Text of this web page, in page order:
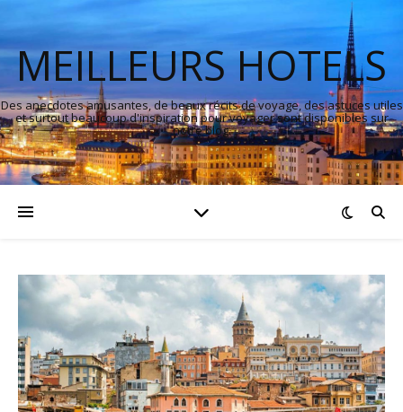
MEILLEURS HOTELS
Des anecdotes amusantes, de beaux récits de voyage, des astuces utiles
et surtout beaucoup d'inspiration pour voyager sont disponibles sur
notre blog.